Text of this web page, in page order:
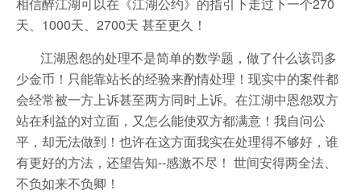
相信醉江湖可以在《江湖公约》的指引下走过下一个270
天、1000天、2700天 甚至更久！
江湖恩怨的处理不是简单的数学题，做了什么该罚多
少金币！只能靠站长的经验来酌情处理！现实中的案件都
会经常被一方上诉甚至两方同时上诉。在江湖中恩怨双方
站在利益的对立面，又怎么能使双方都满意！我自问公
平，却无法做到！也许在这方面我实在处理得不够好，谁
有更好的方法，还望告知--感激不尽！ 世间安得两全法、
不负如来不负卿！